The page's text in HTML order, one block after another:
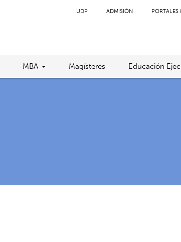
UDP ADMISIÓN PORTALES
MBA Magísteres Educación